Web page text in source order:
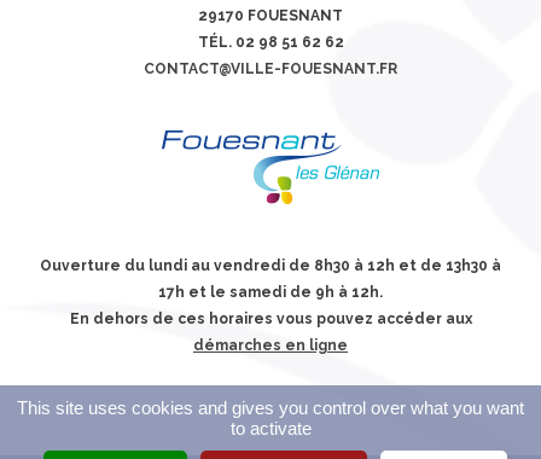
29170 FOUESNANT
TÉL. 02 98 51 62 62
CONTACT@VILLE-FOUESNANT.FR
Ouverture du lundi au vendredi de 8h30 à 12h et de 13h30 à
17h et le samedi de 9h à 12h.
En dehors de ces horaires vous pouvez accéder aux
démarches en ligne
This site uses cookies and gives you control over what you want
to activate